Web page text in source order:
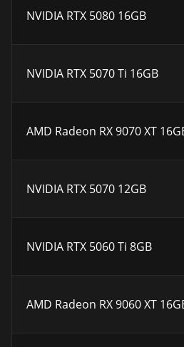
NVIDIA RTX 5080 16GB
NVIDIA RTX 5070 Ti 16GB
AMD Radeon RX 9070 XT
NVIDIA RTX 5070 12GB
NVIDIA RTX 5060 Ti 8GB
AMD Radeon RX 9060 XT